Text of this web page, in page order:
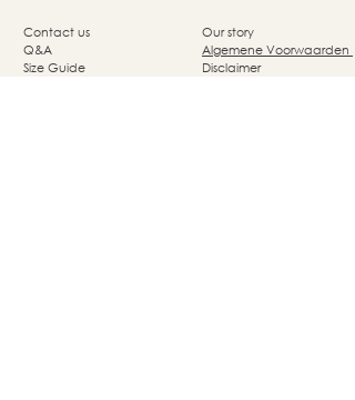
Our story
Algemene Voorwaarden
Disclaimer
Contact us
Q&A
Size Guide